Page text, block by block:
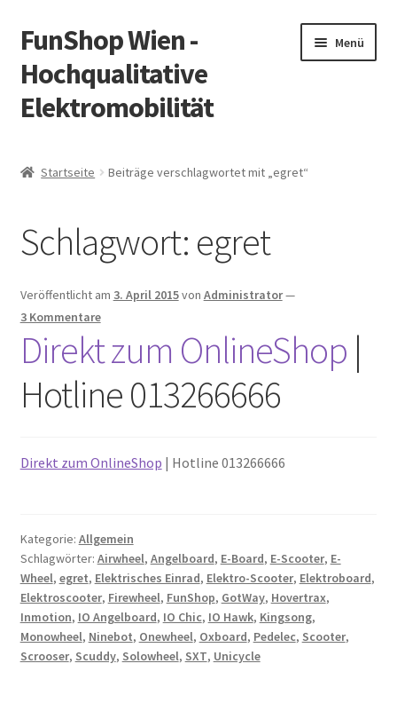
Zur
Navigation
springen
Zum
Inhalt
springen
FunShop Wien -
Hochqualitative
Elektromobilität
Menü
Vorsicht Internetbetrug
Über FunShop
Impressum
Zum Onlineshop in der Web Version
Startseite Beiträge verschlagwortet mit „egret“
Schlagwort: egret
Veröffentlicht am 3. April 2015von Administrator—
3 Kommentare
Direkt zum OnlineShop |
Hotline 013266666
Direkt zum OnlineShop | Hotline 013266666
Kategorie: Allgemein
Schlagwörter: Airwheel, Angelboard, E-Board, E-Scooter, E-
Wheel, egret, Elektrisches Einrad, Elektro-Scooter, Elektroboard,
Elektroscooter, Firewheel, FunShop, GotWay, Hovertrax,
Inmotion, IO Angelboard, IO Chic, IO Hawk, Kingsong,
Monowheel, Ninebot, Onewheel, Oxboard, Pedelec, Scooter,
Scrooser, Scuddy, Solowheel, SXT, Unicycle